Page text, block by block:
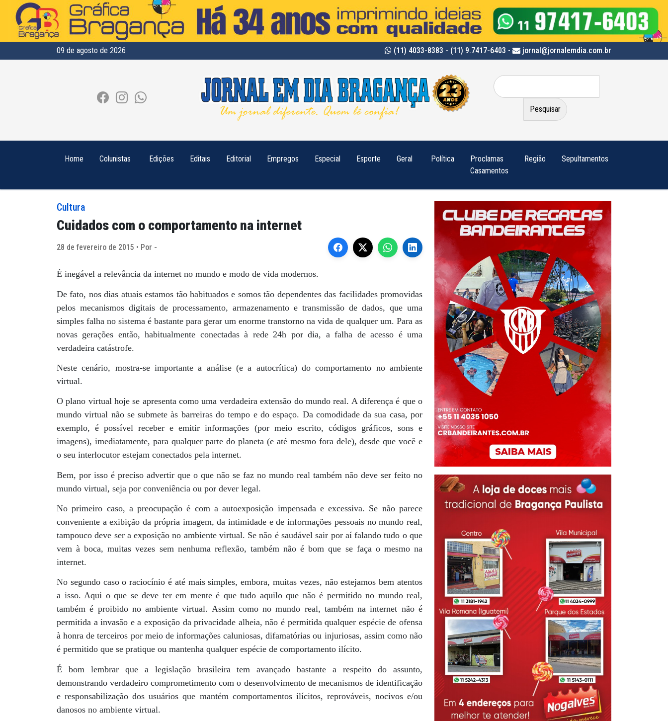
09 de agosto de 2026 (11) 4033-8383 - (11) 9.7417-6403 - jornal@jornalemdia.com.br
Pesquisar
por:
Home Colunistas Edições Editais Editorial Empregos Especial Esporte Geral Política
Proclamas
Casamentos
Região Sepultamentos
Cultura
Cuidados com o comportamento na internet
28 de fevereiro de 2015 • Por -
É inegável a relevância da internet no mundo e modo de vida modernos.
De fato, nos dias atuais estamos tão habituados e somos tão dependentes das facilidades promovidas
pelos mecanismos digitais de processamento, armazenamento e transmissão de dados, que uma
simples falha no sistema é bastante para gerar um enorme transtorno na vida de qualquer um. Para as
novas gerações então, habitualmente conectadas à rede 24h por dia, a falha de acesso é uma
verdadeira catástrofe.
Neste cenário, mostra-se importante a análise (e a autocrítica) do comportamento no ambiente
virtual.
O plano virtual hoje se apresenta como uma verdadeira extensão do mundo real. A diferença é que o
mundo virtual não se submete às barreiras do tempo e do espaço. Da comodidade da sua casa, por
exemplo, é possível receber e emitir informações (por meio escrito, códigos gráficos, sons e
imagens), imediatamente, para qualquer parte do planeta (e até mesmo fora dele), desde que você e
o seu interlocutor estejam conectados pela internet.
Bem, por isso é preciso advertir que o que não se faz no mundo real também não deve ser feito no
mundo virtual, seja por conveniência ou por dever legal.
No primeiro caso, a preocupação é com a autoexposição impensada e excessiva. Se não parece
conveniente a exibição da própria imagem, da intimidade e de informações pessoais no mundo real,
tampouco deve ser a exposição no ambiente virtual. Se não é saudável sair por aí falando tudo o que
vem à boca, muitas vezes sem nenhuma reflexão, também não é bom que se faça o mesmo na
internet.
No segundo caso o raciocínio é até mais simples, embora, muitas vezes, não estejamos bem atentos
a isso. Aqui o que se deve ter em mente é que tudo aquilo que não é permitido no mundo real,
também é proibido no ambiente virtual. Assim como no mundo real, também na internet não é
permitida a invasão e a exposição da privacidade alheia, não é permitida qualquer espécie de ofensa
à honra de terceiros por meio de informações caluniosas, difamatórias ou injuriosas, assim como não
é permitido que se pratique ou mantenha qualquer espécie de comportamento ilícito.
É bom lembrar que a legislação brasileira tem avançado bastante a respeito do assunto,
demonstrando verdadeiro comprometimento com o desenvolvimento de mecanismos de identificação
e responsabilização dos usuários que mantém comportamentos ilícitos, reprováveis, nocivos e/ou
danosos no ambiente virtual.